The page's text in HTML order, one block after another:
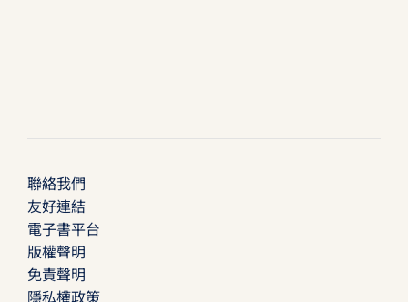
聯絡我們
友好連結
電子書平台
版權聲明
免責聲明
隱私權政策